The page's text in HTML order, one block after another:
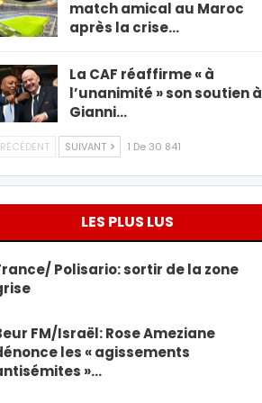
match amical au Maroc
après la crise…
La CAF réaffirme « à
l’unanimité » son soutien à
Gianni…
SUIVANT 1 De 30 841
LES PLUS LUS
Polisario: sortir de la zone
FM/Israël: Rose Ameziane
les « agissements
»…